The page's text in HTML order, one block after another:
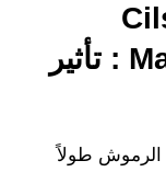
منMaybelline New York : تأثير
طولاً